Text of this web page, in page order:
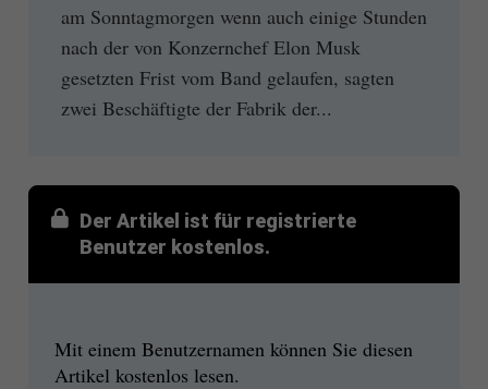
am Sonntagmorgen wenn auch einige Stunden
nach der von Konzernchef Elon Musk
gesetzten Frist vom Band gelaufen, sagten
zwei Beschäftigte der Fabrik der...
Der Artikel ist für registrierte
Benutzer kostenlos.
Mit einem Benutzernamen können Sie diesen
Artikel kostenlos lesen.